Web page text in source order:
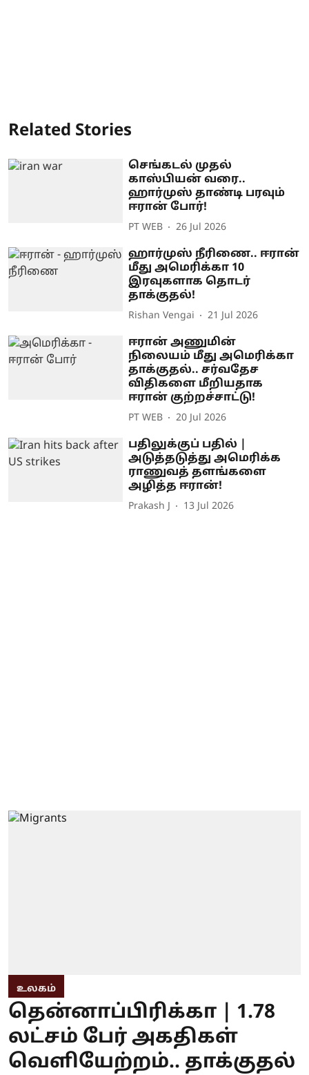
Related Stories
செங்கடல் முதல்
காஸ்பியன் வரை..
ஹார்முஸ் தாண்டி பரவும்
ஈரான் போர்!
PT WEB 26 Jul 2026
ஹார்முஸ் நீரிணை.. ஈரான்
மீது அமெரிக்கா 10
இரவுகளாக தொடர்
தாக்குதல்!
Rishan Vengai 21 Jul 2026
ஈரான் அணுமின்
நிலையம் மீது அமெரிக்கா
தாக்குதல்.. சர்வதேச
விதிகளை மீறியதாக
ஈரான் குற்றச்சாட்டு!
PT WEB 20 Jul 2026
பதிலுக்குப் பதில் |
அடுத்தடுத்து அமெரிக்க
ராணுவத் தளங்களை
அழித்த ஈரான்!
Prakash J 13 Jul 2026
உலகம்
தென்னாப்பிரிக்கா | 1.78
லட்சம் பேர் அகதிகள்
வெளியேற்றம்.. தாக்குதல்